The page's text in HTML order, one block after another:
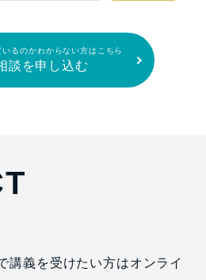
いるのかわからない方はこちら
談を申し込む
講義を受けたい方はオンライ